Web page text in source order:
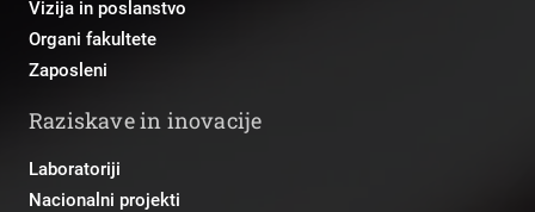
Vizija in poslanstvo
Organi fakultete
Zaposleni
Raziskave in inovacije
Laboratoriji
Nacionalni projekti